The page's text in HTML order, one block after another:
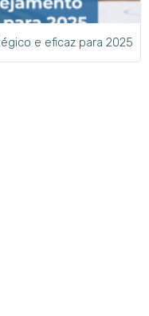
e eficaz para 2025